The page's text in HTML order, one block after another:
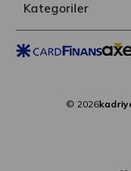
Kategoriler
© 2026